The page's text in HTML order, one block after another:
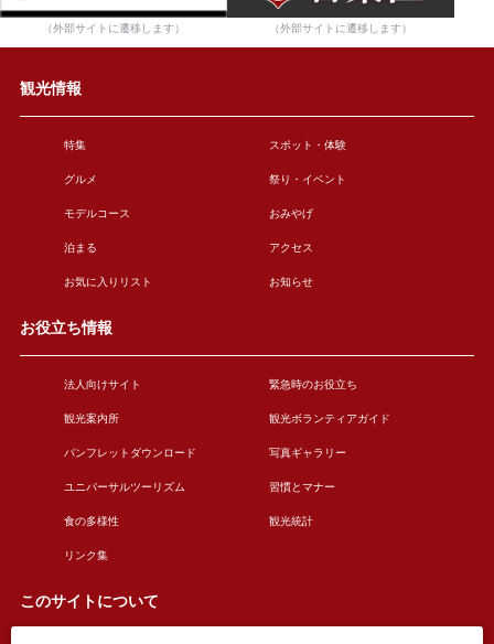
（外部サイトに遷移します） （外部サイトに遷移します）
観光情報
特集 スポット・体験
グルメ 祭り・イベント
モデルコース おみやげ
泊まる アクセス
お気に入りリスト お知らせ
お役立ち情報
法人向けサイト 緊急時のお役立ち
観光案内所 観光ボランティアガイド
パンフレットダウンロード 写真ギャラリー
ユニバーサルツーリズム 習慣とマナー
食の多様性 観光統計
リンク集
このサイトについて